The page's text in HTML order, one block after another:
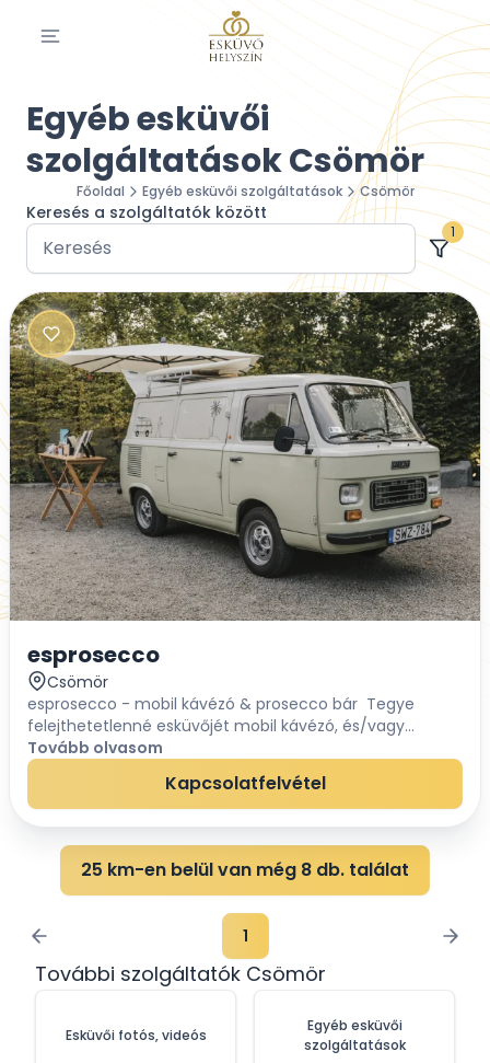
Egyéb esküvői
szolgáltatások Csömör
Főoldal Egyéb esküvői szolgáltatások Csömör
Keresés a szolgáltatók között
1
esprosecco
Csömör
esprosecco - mobil kávézó & prosecco bár Tegye
felejthetetlenné esküvőjét mobil kávézó, és/vagy
prosecco bár bérlésével. Akár teljes körű ital cateringgel
az ország bármely pontjára. ...
Tovább olvasom
Kapcsolatfelvétel
25 km-en belül van még 8 db. találat
1
További szolgáltatók Csömör
Esküvői fotós, videós
Egyéb esküvői
szolgáltatások